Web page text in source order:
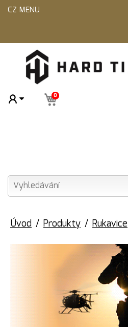
0
CZ MENU
Úvod Produkty Rukavice